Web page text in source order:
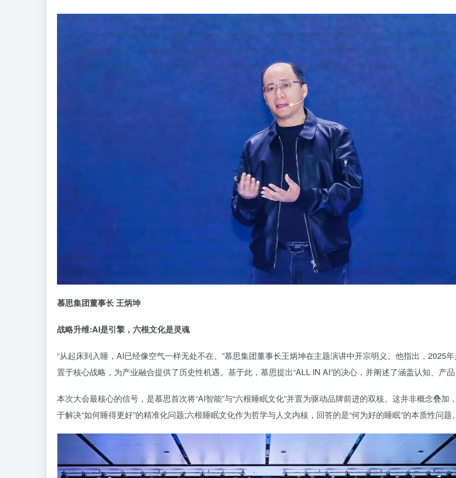
慕思集团董事长 王炳坤
战略升维:AI是引擎， 六根文化是灵魂
“从起床到入睡，AI已经像空气一样无处不在。”慕思集团董事长王炳坤在主题演讲中开宗明义。他指出，2025
置于核心战略，为产业融合提供了历史性机遇。基于此，慕思提出“ALL IN AI”的决心，并阐述了涵盖认知、产
本次大会最核心的信号，是慕思首次将“AI智能”与“六根睡眠文化”并置为驱动品牌前进的双核。这并非概念叠
于解决“如何睡得更好”的精准化问题;六根睡眠文化作为哲学与人文内核，回答的是“何为好的睡眠”的本质性问题